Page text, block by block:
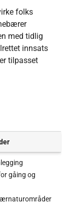
folks
med tidlig
innsats
tilpasset
gåing og